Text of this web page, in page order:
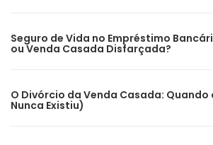
Seguro de Vida no Empréstimo
ou Venda Casada Disfarçada?
O Divórcio da Venda Casada: Quando
Nunca Existiu)